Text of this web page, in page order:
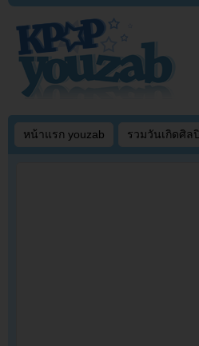
หน้าแรก youzab รวมวันเกิดศิล